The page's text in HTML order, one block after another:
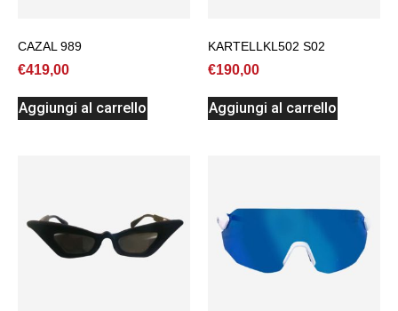
CAZAL 989
€419,00
Aggiungi al carrello
KARTELLKL502 S02
€190,00
Aggiungi al carrello